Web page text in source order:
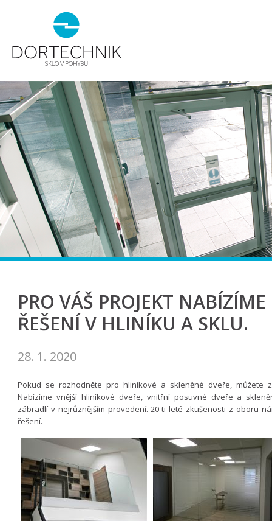
PRO VÁŠ PROJEKT
ŘEŠENÍ V HLINÍKU A SKLU.
28. 1. 2020
Pokud se rozhodněte pro hliníkové a skleněné dveře, můžete
Nabízíme vnější hliníkové dveře, vnitřní posuvné dveře a
zábradlí v nejrůznějším provedení. 20-ti leté zkušenosti z oboru
řešení.